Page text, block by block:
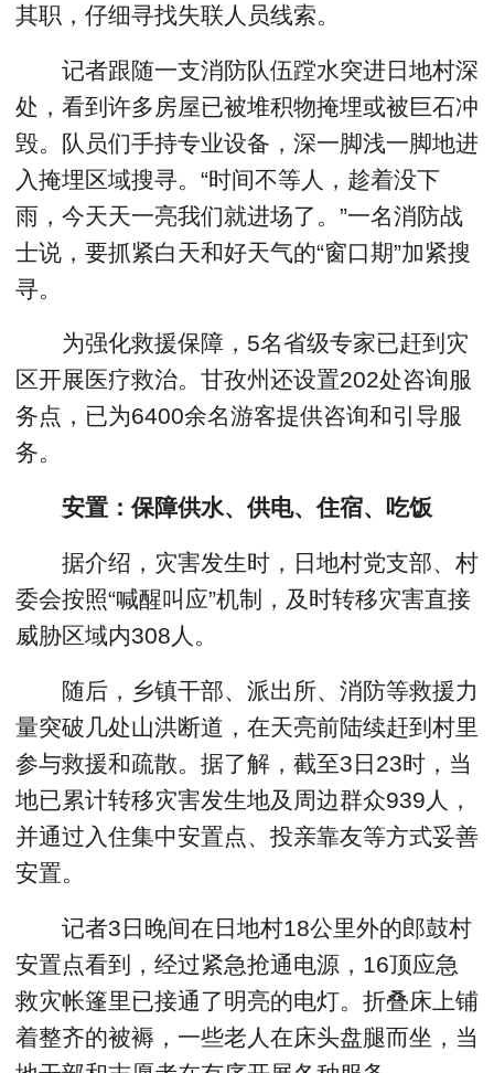
其职，仔细寻找失联人员线索。
记者跟随一支消防队伍蹚水突进日地村深
处，看到许多房屋已被堆积物掩埋或被巨石冲
毁。队员们手持专业设备，深一脚浅一脚地进
入掩埋区域搜寻。“时间不等人，趁着没下
雨，今天天一亮我们就进场了。”一名消防战
士说，要抓紧白天和好天气的“窗口期”加紧搜
寻。
为强化救援保障，5名省级专家已赶到灾
区开展医疗救治。甘孜州还设置202处咨询服
务点，已为6400余名游客提供咨询和引导服
务。
安置：保障供水、供电、住宿、吃饭
据介绍，灾害发生时，日地村党支部、村
委会按照“喊醒叫应”机制，及时转移灾害直接
威胁区域内308人。
随后，乡镇干部、派出所、消防等救援力
量突破几处山洪断道，在天亮前陆续赶到村里
参与救援和疏散。据了解，截至3日23时，当
地已累计转移灾害发生地及周边群众939人，
并通过入住集中安置点、投亲靠友等方式妥善
安置。
记者3日晚间在日地村18公里外的郎鼓村
安置点看到，经过紧急抢通电源，16顶应急
救灾帐篷里已接通了明亮的电灯。折叠床上铺
着整齐的被褥，一些老人在床头盘腿而坐，当